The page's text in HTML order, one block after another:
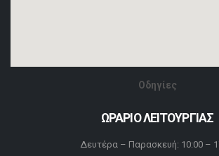
Οδηγίες
ΩΡΑΡΙΟ ΛΕΙΤΟΥΡΓΙΑΣ
Δευτέρα – Παρασκευή: 10:00 –